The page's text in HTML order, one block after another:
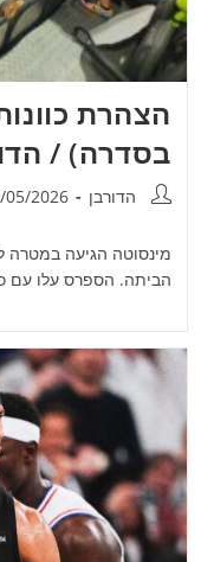
בסדרה) /
מחבר:הדורבן פורסם:
05/2026
מינסוטה הגיעה במטרה
הביתה. הספרס עלו עם